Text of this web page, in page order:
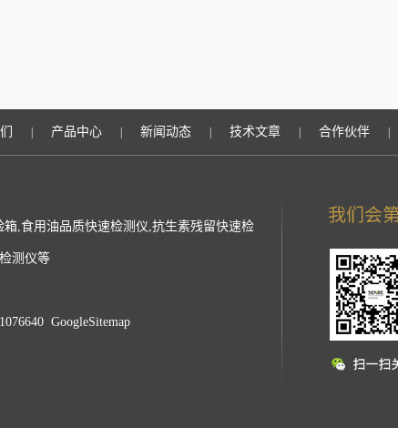
产品中心 新闻动态 技术文章 合作伙伴
,食用油品质快速检测仪,抗生素残留快速检
测仪等
GoogleSitemap